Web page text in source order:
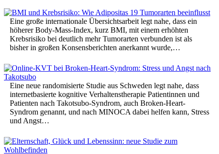
Eine große internationale Übersichtsarbeit legt nahe, dass ein
höherer Body-Mass-Index, kurz BMI, mit einem erhöhten
Krebsrisiko bei deutlich mehr Tumorarten verbunden ist als
bisher in großen Konsensberichten anerkannt wurde,…
Eine neue randomisierte Studie aus Schweden legt nahe, dass
internetbasierte kognitive Verhaltenstherapie Patientinnen und
Patienten nach Takotsubo-Syndrom, auch Broken-Heart-
Syndrom genannt, und nach MINOCA dabei helfen kann, Stress
und Angst…